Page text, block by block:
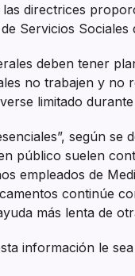
directrices
Servicios
deben tener
no trabajen y no
limitado
según
público suelen
empleados de
continúe
más lenta de
información le